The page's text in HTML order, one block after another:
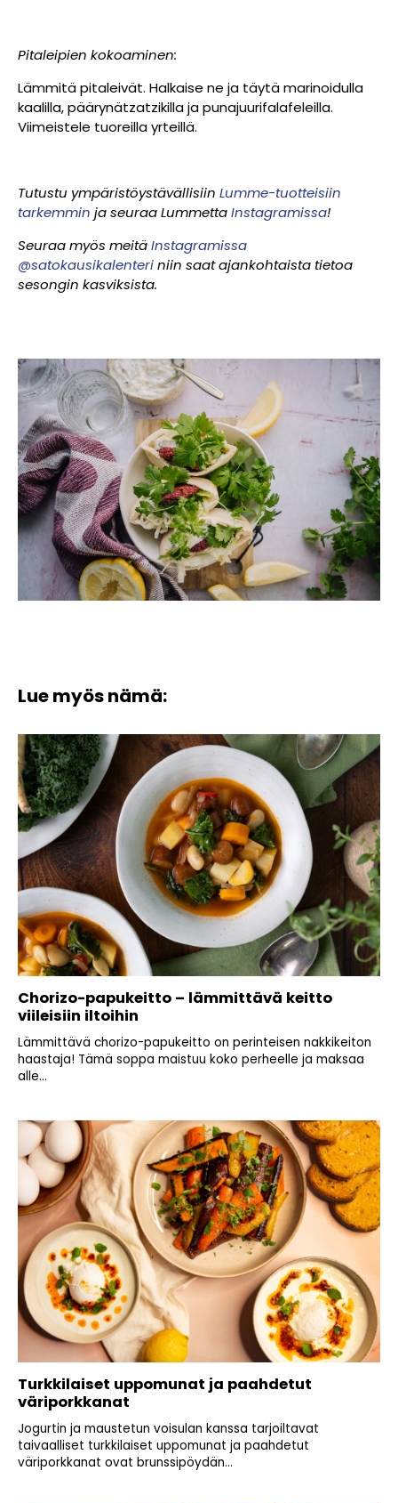
Pitaleipien kokoaminen:
Lämmitä pitaleivät. Halkaise ne ja täytä marinoidulla
kaalilla, päärynätzatzikilla ja punajuurifalafeleilla.
Viimeistele tuoreilla yrteillä.
Tutustu ympäristöystävällisiin Lumme-tuotteisiin
tarkemmin ja seuraa LummettaInstagramissa!
Seuraa myös meitäInstagramissa
@satokausikalenteriniin saat ajankohtaista tietoa
sesongin kasviksista.
Lue myös nämä:
Chorizo-papukeitto – lämmittävä keitto
viileisiin iltoihin
Lämmittävä chorizo-papukeitto on perinteisen nakkikeiton
haastaja! Tämä soppa maistuu koko perheelle ja maksaa
alle...
Turkkilaiset uppomunat ja paahdetut
väriporkkanat
Jogurtin ja maustetun voisulan kanssa tarjoiltavat
taivaalliset turkkilaiset uppomunat ja paahdetut
väriporkkanat ovat brunssipöydän...